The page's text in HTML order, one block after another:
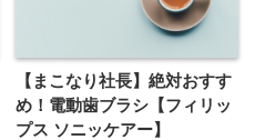
【まこなり社長】絶対おすす
め！電動歯ブラシ【フィリッ
プス ソニッケアー】